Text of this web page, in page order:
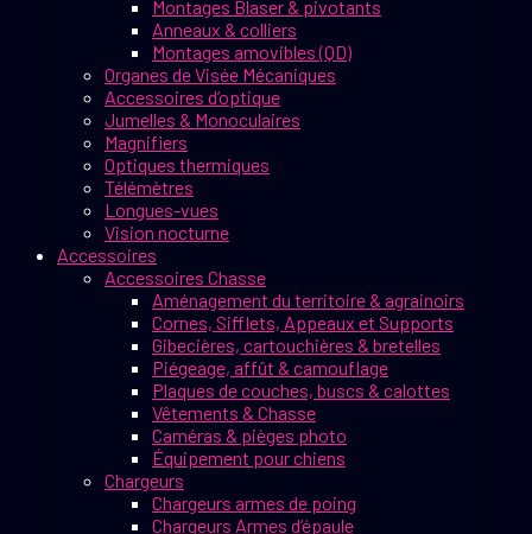
Montages Blaser & pivotants
Anneaux & colliers
Montages amovibles (QD)
Organes de Visée Mécaniques
Accessoires d’optique
Jumelles & Monoculaires
Magnifiers
Optiques thermiques
Télémètres
Longues-vues
Vision nocturne
Accessoires
Accessoires Chasse
Aménagement du territoire & agrainoirs
Cornes, Sifflets, Appeaux et Supports
Gibecières, cartouchières & bretelles
Piégeage, affût & camouflage
Plaques de couches, buscs & calottes
Vêtements & Chasse
Caméras & pièges photo
Équipement pour chiens
Chargeurs
Chargeurs armes de poing
Chargeurs Armes d’épaule